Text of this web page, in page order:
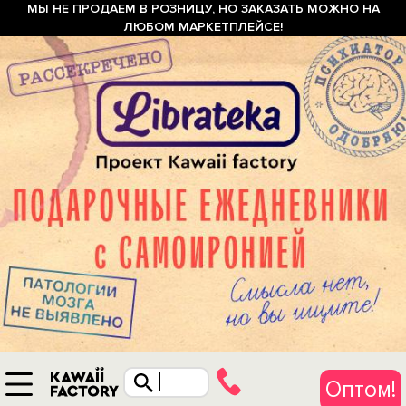
МЫ НЕ ПРОДАЕМ В РОЗНИЦУ, НО ЗАКАЗАТЬ МОЖНО НА
ЛЮБОМ МАРКЕТПЛЕЙСЕ!
Оптом!